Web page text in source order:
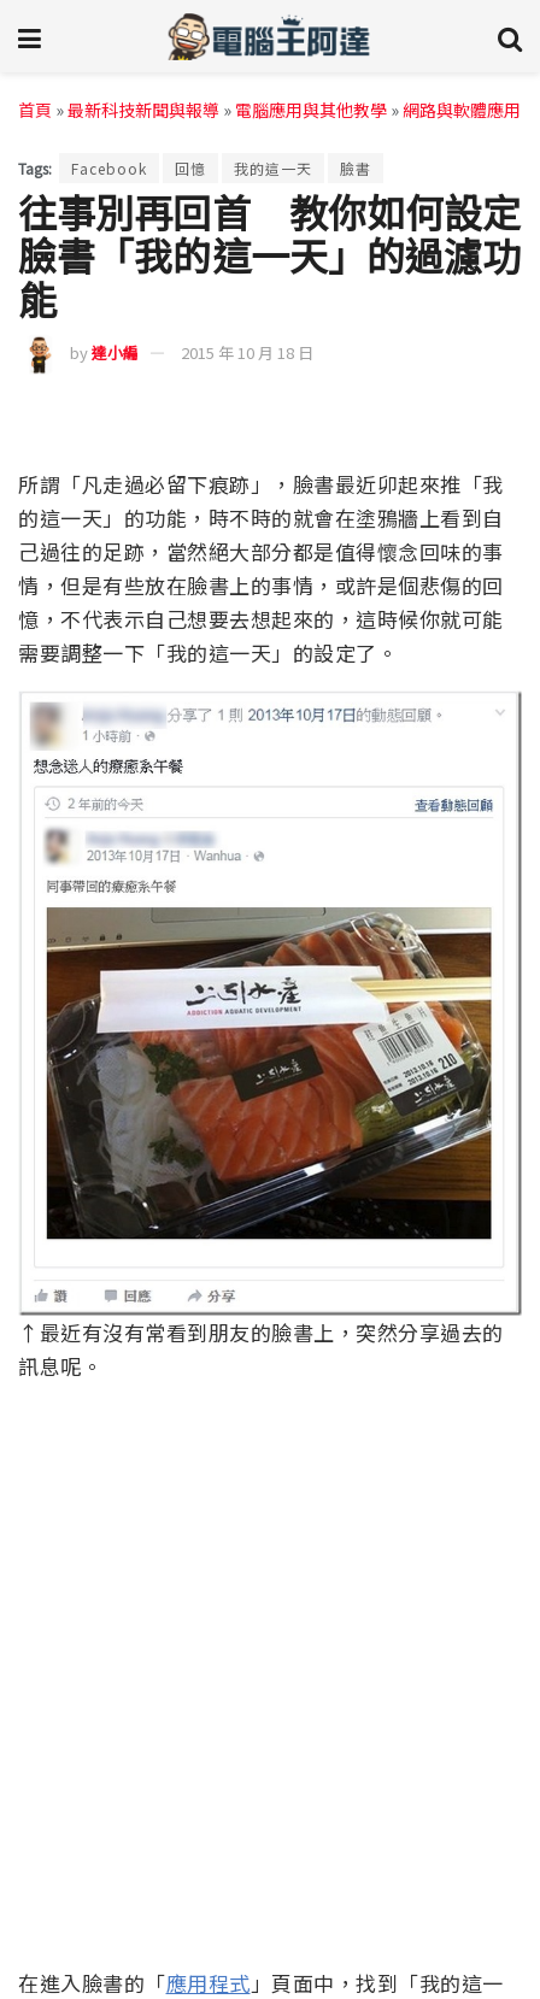
首頁 »最新科技新聞與報導 » 電腦應用與其他教學 »網路與軟體應用
Tags: Facebook 回憶 我的這一天 臉書
往事別再回首 教你如何設定
臉書「我的這一天」的過濾功
能
by達小編 2015 年 10 月 18 日
所謂「凡走過必留下痕跡」，臉書最近卯起來推「我
的這一天」的功能，時不時的就會在塗鴉牆上看到自
己過往的足跡，當然絕大部分都是值得懷念回味的事
情，但是有些放在臉書上的事情，或許是個悲傷的回
憶，不代表示自己想要去想起來的，這時候你就可能
需要調整一下「我的這一天」的設定了。
↑最近有沒有常看到朋友的臉書上，突然分享過去的
訊息呢。
在進入臉書的「應用程式 」頁面中，找到「我的這一